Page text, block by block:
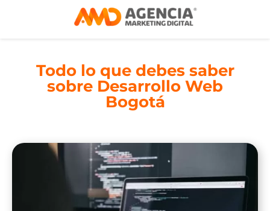
Todo lo que debes saber
sobre Desarrollo Web
Bogotá